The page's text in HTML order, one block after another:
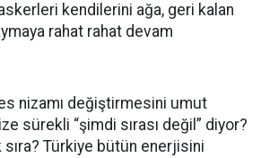
kendilerini ağa, geri kalan
rahat rahat devam
nizamı değiştirmesini umut
sürekli “şimdi sırası değil” diyor?
Türkiye bütün enerjisini